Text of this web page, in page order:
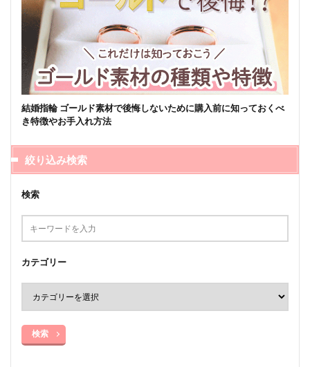
結婚指輪 ゴールド素材で後悔しないために購入前に知っておくべ
き特徴やお手入れ方法
絞り込み検索
検索
カテゴリー
検索